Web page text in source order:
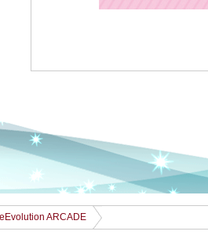
ARCADE